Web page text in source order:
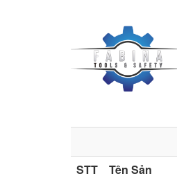
STT
Tên Sản